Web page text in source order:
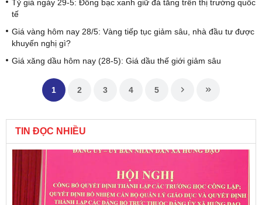
Tỷ giá ngày 29-5: Đồng bạc xanh giữ đà tăng trên thị trường quốc
tế
Giá vàng hôm nay 28/5: Vàng tiếp tục giảm sâu, nhà đầu tư được
khuyến nghị gì?
Giá xăng dầu hôm nay (28-5): Giá dầu thế giới giảm sâu
1 2 3 4 5
TIN ĐỌC NHIỀU